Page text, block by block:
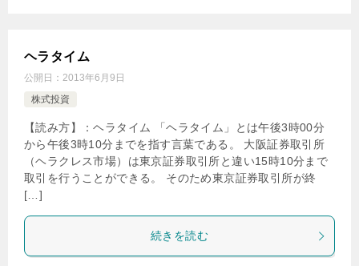
ヘラタイム
公開日： 2013年6月9日
株式投資
【読み方】：ヘラタイム 「ヘラタイム」とは午後3時00分
から午後3時10分までを指す言葉である。 大阪証券取引所
（ヘラクレス市場）は東京証券取引所と違い15時10分まで
取引を行うことができる。 そのため東京証券取引所が終
[…]
続きを読む